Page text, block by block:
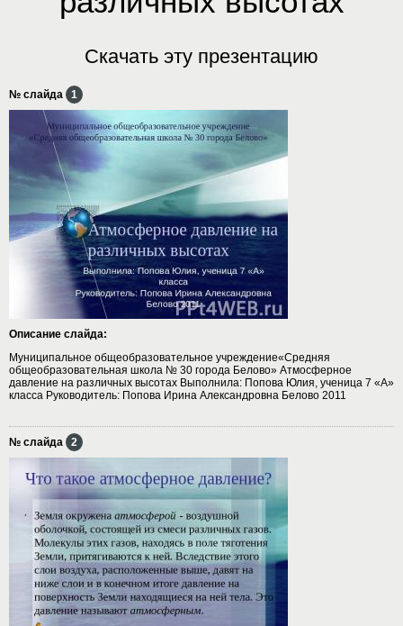
Скачать эту презентацию
№ слайда 1
Описание слайда:
Муниципальное общеобразовательное учреждение«Средняя
общеобразовательная школа № 30 города Белово» Атмосферное
давление на различных высотах Выполнила: Попова Юлия, ученица 7 «А»
класса Руководитель: Попова Ирина Александровна Белово 2011
№ слайда 2